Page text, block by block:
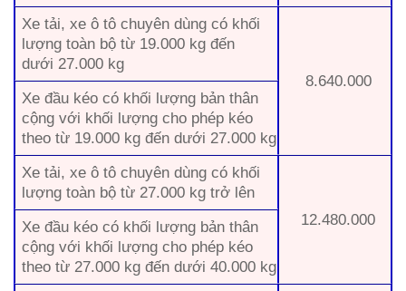
Xe tải, xe ô tô chuyên dùng có khối
lượng toàn bộ từ 19.000 kg đến
dưới 27.000 kg
8.640.000
Xe đầu kéo có khối lượng bản thân
cộng với khối lượng cho phép kéo
theo từ 19.000 kg đến dưới 27.000 kg
Xe tải, xe ô tô chuyên dùng có khối
lượng toàn bộ từ 27.000 kg trở lên
12.480.000
Xe đầu kéo có khối lượng bản thân
cộng với khối lượng cho phép kéo
theo từ 27.000 kg đến dưới 40.000 kg